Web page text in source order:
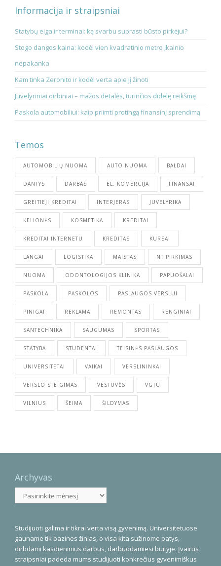
Informacija ir straipsniai
Statybų eiga ir terminai: ką svarbu suprasti būsto pirkėjui?
Stogo dangos kaina: kodėl vien kvadratinio metro įkainio
nepakanka
Kam tinka Zeronito ir kodėl verta apie jį žinoti
Juvelyriniai dirbiniai – mažos detalės, turinčios didelę reikšmę
Paskola automobiliui: kaip priimti protingą finansinį sprendimą
Temos
AUTOMOBILIŲ NUOMA AUTO NUOMA BALDAI
DANTYS DARBAS EL. KOMERCIJA FINANSAI
GREITIEJI KREDITAI INTERJERAS JUVELYRIKA
KELIONĖS KOSMETIKA KREDITAI
KREDITAI INTERNETU KREDITAS KURSAI
LANGAI LOGISTIKA MAISTAS NT PIRKIMAS
NUOMA ODONTOLOGIJOS KLINIKA PAPUOŠALAI
PASKOLA PASKOLOS PASLAUGOS VERSLUI
PINIGAI REKLAMA REMONTAS RENGINIAI
SANTECHNIKA SAUGUMAS SPORTAS
STATYBA STUDENTAI TEISINĖS PASLAUGOS
UNIVERSITETAI VAIKAI VERSLININKAI
VERSLO STEIGIMAS VESTUVĖS VGTU
VILNIUS ŠEIMA ŠILDYMAS
Archyvas
Archyvas
Studijuoti galima ir tikrai verta visą gyvenimą. Universitetuose
gauname tik bazines žinias, o visa kita sužinome patys,
dirbdami kasdieninius darbus, darbuodamiesi buityje. Įvairūs
straipsniai padeda mums studijuoti konkrečius gyvenimiškus